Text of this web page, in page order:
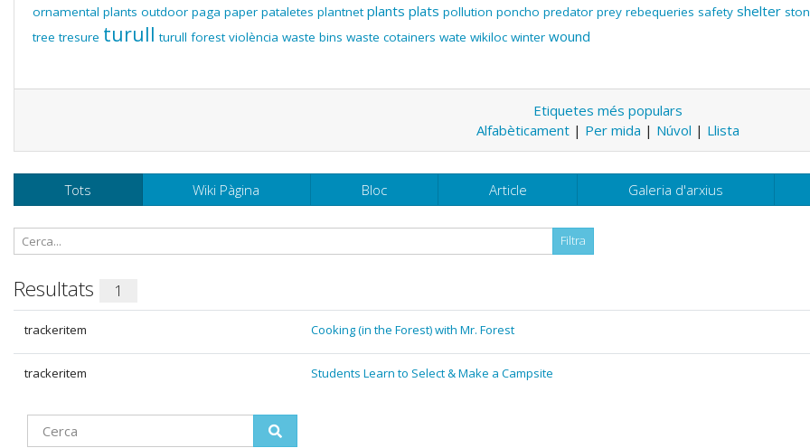
ornamental plants outdoor paga paper pataletes plantnet plants plats pollution poncho predator prey rebequeries safety shelter
tree tresure turull turull forest violència waste bins waste cotainers wate wikiloc winter wound
Etiquetes més populars
Alfabèticament| Per mida | Núvol | Llista
Tots Wiki Pàgina Bloc Article Galeria d'arxius
Resultats 1
trackeritem Cooking (in the Forest) with Mr. Forest
trackeritem Students Learn to Select & Make a Campsite
Find